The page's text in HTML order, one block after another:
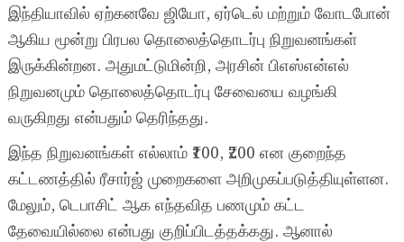
இந்தியாவில் ஏற்கனவே ஜியோ, ஏர்டெல் மற்றும் வோடபோன்
ஆகிய மூன்று பிரபல தொலைத்தொடர்பு நிறுவனங்கள்
இருக்கின்றன. அதுமட்டுமின்றி, அரசின் பிஎஸ்என்எல்
நிறுவனமும் தொலைத்தொடர்பு சேவையை வழங்கி
வருகிறது என்பதும் தெரிந்தது.
இந்த நிறுவனங்கள் எல்லாம் ₹100, ₹200 என குறைந்த
கட்டணத்தில் ரீசார்ஜ் முறைகளை அறிமுகப்படுத்தியுள்ளன.
மேலும், டெபாசிட் ஆக எந்தவித பணமும் கட்ட
தேவையில்லை என்பது குறிப்பிடத்தக்கது. ஆனால்